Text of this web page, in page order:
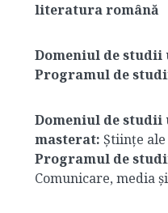
literatura română
Domeniul de
Programul de
Domeniul de
masterat: Științe
Programul de
Comunicare, media